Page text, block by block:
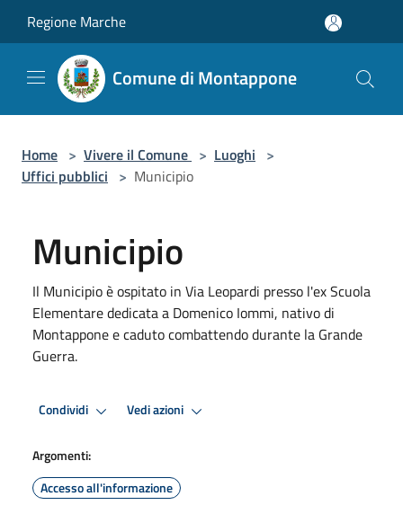
Regione Marche
Comune di Montappone
Home > Vivere il Comune > Luoghi >
Uffici pubblici > Municipio
Municipio
Il Municipio è ospitato in Via Leopardi presso l'ex Scuola
Elementare dedicata a Domenico Iommi, nativo di
Montappone e caduto combattendo durante la Grande
Guerra.
Condividi Vedi azioni
Argomenti:
Accesso all'informazione